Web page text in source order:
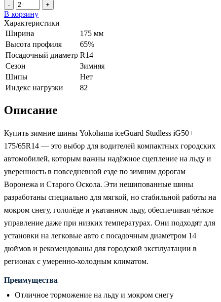
- +
В корзину
Характеристики
Ширина
175 мм
Высота профиля
65%
Посадочный диаметр R14
Сезон
Зимняя
Шипы
Нет
Индекс нагрузки
82
Описание
Купить зимние шины Yokohama iceGuard Studless iG50+
175/65R14 — это выбор для водителей компактных городских
автомобилей, которым важны надёжное сцепление на льду и
уверенность в повседневной езде по зимним дорогам
Воронежа и Старого Оскола. Эти нешипованные шины
разработаны специально для мягкой, но стабильной работы на
мокром снегу, гололёде и укатанном льду, обеспечивая чёткое
управление даже при низких температурах. Они подходят для
установки на легковые авто с посадочным диаметром 14
дюймов и рекомендованы для городской эксплуатации в
регионах с умеренно-холодным климатом.
Преимущества
Отличное торможение на льду и мокром снегу